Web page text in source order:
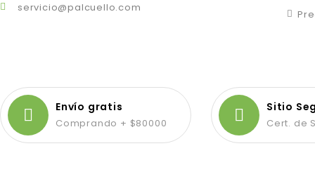
servicio@palcuello.com
Envío gratis
Comprando + $80000
Sitio
Cert. de